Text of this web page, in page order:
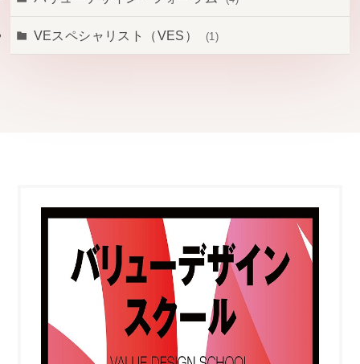
VEスペシャリスト（VES） (1)